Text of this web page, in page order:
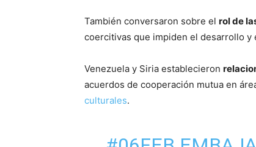
También conversaron sobre el rol de
coercitivas que impiden el desarrollo y
Venezuela y Siria establecieron
acuerdos de cooperación mutua en
culturales.